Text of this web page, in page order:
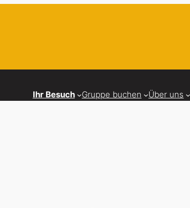
Ihr Besuch
Gruppe buchen Über uns